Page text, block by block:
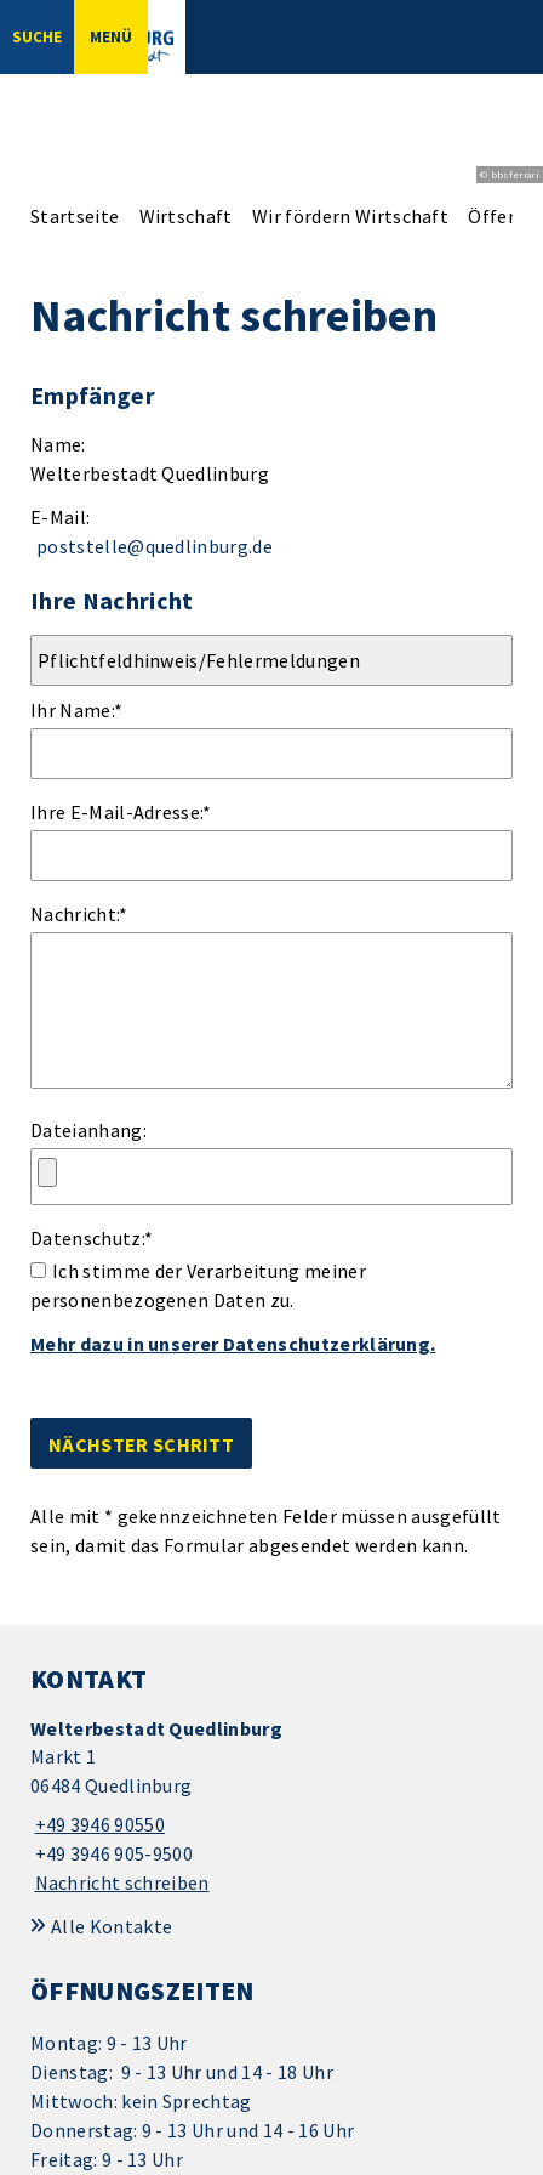
SUCHE MENÜ
© bbsferrari
Startseite Wirtschaft Wir fördern Wirtschaft
Nachricht schreiben
Empfänger
Name:
Welterbestadt Quedlinburg
E-Mail:
poststelle@quedlinburg.de
Ihre Nachricht
Ihr Name:*
Ihre E-Mail-Adresse:*
Nachricht:*
Dateianhang:
Datenschutz:*
Ich stimme der Verarbeitung meiner
personenbezogenen Daten zu.
Mehr dazu in unserer Datenschutzerklärung.
Alle mit * gekennzeichneten Felder müssen ausgefüllt
sein, damit das Formular abgesendet werden kann.
KONTAKT
Welterbestadt Quedlinburg
Markt 1
06484 Quedlinburg
+49 3946 90550
+49 3946 905-9500
Nachricht schreiben
Alle Kontakte
ÖFFNUNGSZEITEN
Montag: 9 - 13 Uhr
Dienstag: 9 - 13 Uhr und 14 - 18 Uhr
Mittwoch: kein Sprechtag
Donnerstag: 9 - 13 Uhr und 14 - 16 Uhr
Freitag: 9 - 13 Uhr